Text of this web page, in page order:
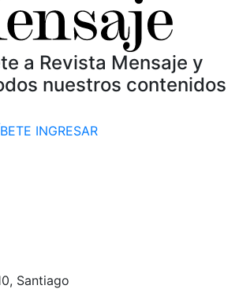
a Revista Mensaje y
nuestros contenidos
INGRESAR
Santiago